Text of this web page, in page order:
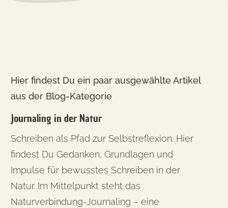
Hier findest Du ein paar ausgewählte Artikel
aus der Blog-Kategorie
Journaling in der Natur
Schreiben als Pfad zur Selbstreflexion. Hier
findest Du Gedanken, Grundlagen und
Impulse für bewusstes Schreiben in der
Natur. Im Mittelpunkt steht das
Naturverbindung-Journaling – eine